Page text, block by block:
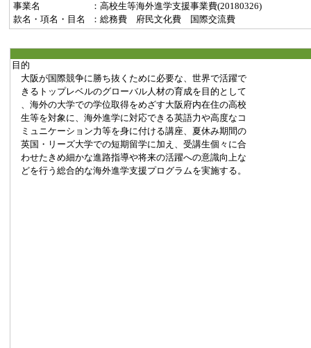
事業名
：高校生等海外進学支援事業費(20180326)
款名・項名・目名
：総務費 府民文化費 国際交流費
目的
大阪が国際競争に勝ち抜くために必要な、世界で活躍で
きるトップレベルのグローバル人材の育成を目的として
、海外の大学での学位取得をめざす大阪府内在住の高校
生等を対象に、海外進学に対応できる英語力や高度なコ
ミュニケーション力等を身に付ける講座、夏休み期間の
英国・リーズ大学での短期留学に加え、受講生個々に合
わせたきめ細かな進路指導や将来の活躍への意識向上な
どを行う総合的な海外進学支援プログラムを実施する。